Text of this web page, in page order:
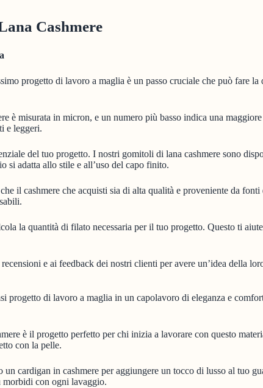
Cashmere
progetto di lavoro a maglia è un passo cruciale che può fare
è misurata in micron, e un numero più basso indica una
e leggeri.
del tuo progetto. I nostri gomitoli di lana cashmere sono
si adatta allo stile e all’uso del capo finito.
il cashmere che acquisti sia di alta qualità e proveniente da
la quantità di filato necessaria per il tuo progetto. Questo ti
e ai feedback dei nostri clienti per avere un’idea della
progetto di lavoro a maglia in un capolavoro di eleganza e
è il progetto perfetto per chi inizia a lavorare con questo
con la pelle.
un cardigan in cashmere per aggiungere un tocco di lusso al tuo
morbidi con ogni lavaggio.